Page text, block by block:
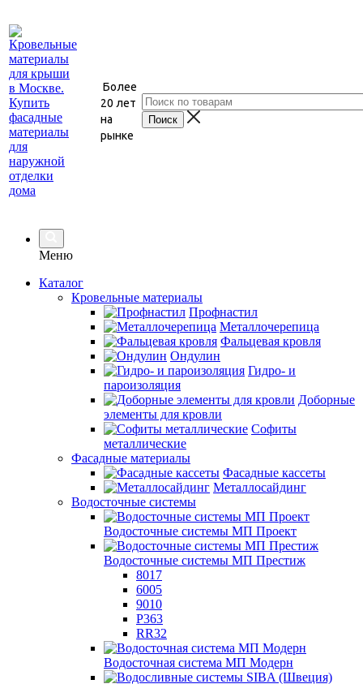
Более
20 лет
на
рынке
Меню
Каталог
Кровельные материалы
Профнастил
Металлочерепица
Фальцевая кровля
Ондулин
Гидро- и
пароизоляция
Доборные
элементы для кровли
Софиты
металлические
Фасадные материалы
Фасадные кассеты
Металлосайдинг
Водосточные системы
Водосточные системы МП Проект
Водосточные системы МП Престиж
8017
6005
9010
P363
RR32
Водосточная система МП Модерн